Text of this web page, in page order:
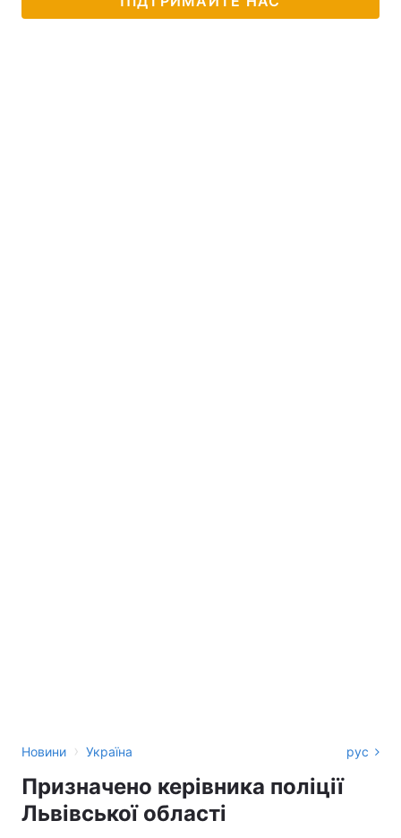
Новини › Україна рус
Призначено керівника поліції
Львівської області